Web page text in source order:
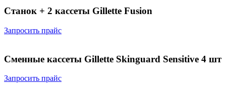
Станок + 2 кассеты Gillette Fusion
Запросить прайс
Сменные кассеты Gillette Skinguard Sensitive 4 шт
Запросить прайс